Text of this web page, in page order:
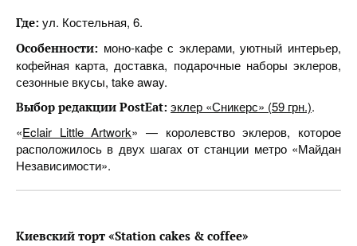
Где: ул. Костельная, 6.
Особенности: моно-кафе с эклерами, уютный интерьер,
кофейная карта, доставка, подарочные наборы эклеров,
сезонные вкусы, take away.
Выбор редакции PostEat: эклер «Сникерс» (59 грн.).
«Eclair Little Artwork» — королевство эклеров, которое
расположилось в двух шагах от станции метро «Майдан
Независимости».
Киевский торт «Station cakes & coffee»